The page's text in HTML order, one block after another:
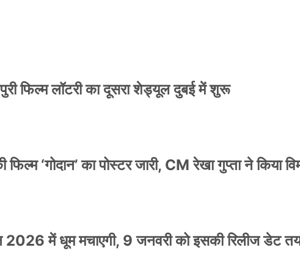
फिल्म लॉटरी का दूसरा शेड्यूल दुबई में शुरू
फिल्म ‘गोदान’ का पोस्टर जारी, CM रेखा गुप्ता ने
में धूम मचाएगी, 9 जनवरी को इसकी रिलीज डेट